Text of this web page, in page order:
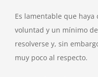
Es lamentable que haya
voluntad y un mínimo
resolverse y, sin
muy poco al respecto.